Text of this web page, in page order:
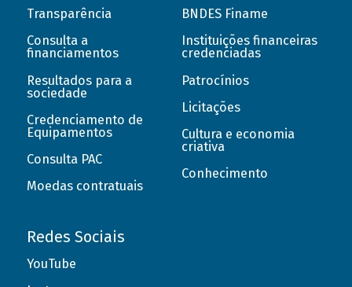
Transparência
Consulta a
financiamentos
Resultados para a
sociedade
Credenciamento de
Equipamentos
Consulta PAC
Moedas contratuais
BNDES Finame
Instituições financeiras
credenciadas
Patrocínios
Licitações
Cultura e economia
criativa
Conhecimento
Redes Sociais
YouTube